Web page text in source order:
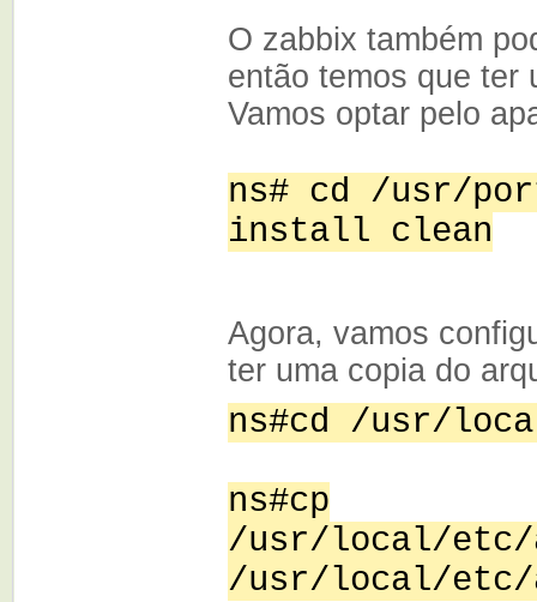
O zabbix também
então temos que ter
Vamos optar pelo
ns# cd /usr/
install clean
Agora, vamos
ter uma copia do
ns#cd /usr/
ns#cp
/usr/local/etc/
/usr/local/etc/